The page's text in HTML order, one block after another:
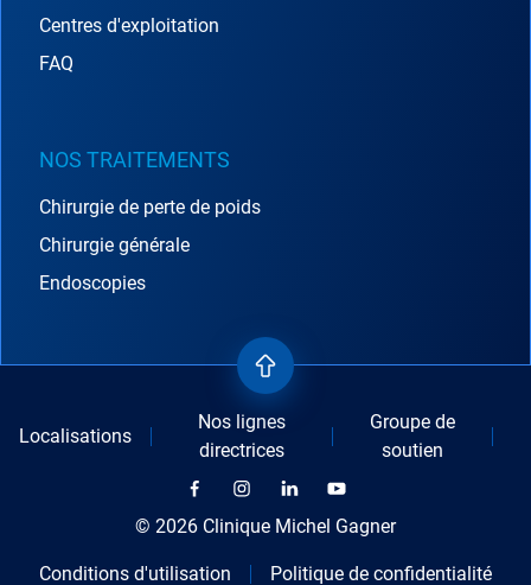
Centres d'exploitation
FAQ
NOS TRAITEMENTS
Chirurgie de perte de poids
Chirurgie générale
Endoscopies
© 2026 Clinique Michel Gagner
Conditions d'utilisation Politique de confidentialité
Localisations
Nos lignes
directrices
Groupe de
soutien